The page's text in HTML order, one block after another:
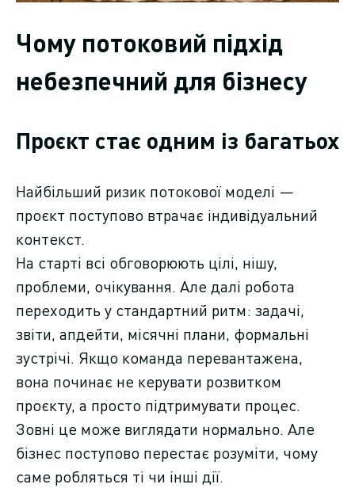
Чому потоковий підхід
небезпечний для бізнесу
Проєкт стає одним із багатьох
Найбільший ризик потокової моделі —
проєкт поступово втрачає індивідуальний
контекст.
На старті всі обговорюють цілі, нішу,
проблеми, очікування. Але далі робота
переходить у стандартний ритм: задачі,
звіти, апдейти, місячні плани, формальні
зустрічі. Якщо команда перевантажена,
вона починає не керувати розвитком
проєкту, а просто підтримувати процес.
Зовні це може виглядати нормально. Але
бізнес поступово перестає розуміти, чому
саме робляться ті чи інші дії.